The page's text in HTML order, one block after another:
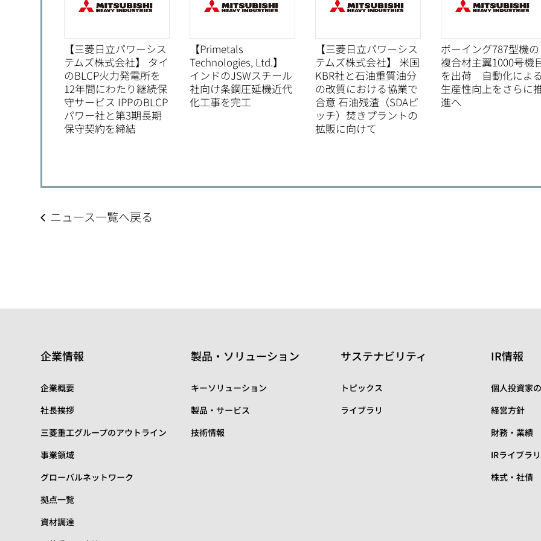
【三菱日立パワーシス
テムズ株式会社】 タイ
のBLCP火力発電所を
12年間にわたり継続保
守サービス IPPのBLCP
パワー社と第3期長期
保守契約を締結
【Primetals
Technologies, Ltd.】
インドのJSWスチール
社向け条鋼圧延機近代
化工事を完工
【三菱日立パワーシス
テムズ株式会社】 米国
KBR社と石油重質油分
の改質における協業で
合意 石油残渣（SDAピ
ッチ）焚きプラントの
拡販に向けて
ボーイング787型機の
複合材主翼1000号機
を出荷 自動化による
生産性向上をさらに
進へ
ニュース一覧へ戻る
企業情報
企業概要
社長挨拶
三菱重工グループのアウトライン
事業領域
グローバルネットワーク
拠点一覧
資材調達
製品・ソリューション
キーソリューション
製品・サービス
技術情報
サステナビリティ
トピックス
ライブラリ
IR情報
個人投資家
経営方針
財務・業績
IRライブラリ
株式・社債